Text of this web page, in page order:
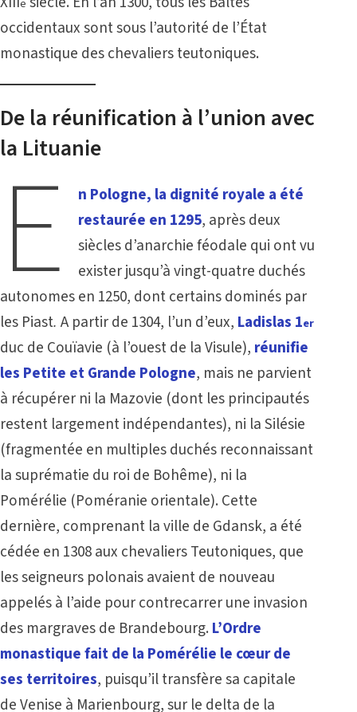
e
occidentaux sont sous l’autorité de l’État
monastique des chevaliers teutoniques.
De la réunification à l’union avec
la Lituanie
E
n Pologne, la dignité royale a été
restaurée en 1295, après deux
siècles d’anarchie féodale qui ont vu
exister jusqu’à vingt-quatre duchés
autonomes en 1250, dont certains dominés par
les Piast. A partir de 1304, l’un d’eux, Ladislas 1er
duc de Couïavie (à l’ouest de la Visule), réunifie
les Petite et Grande Pologne, mais ne parvient
à récupérer ni la Mazovie (dont les principautés
restent largement indépendantes), ni la Silésie
(fragmentée en multiples duchés reconnaissant
la suprématie du roi de Bohême), ni la
Pomérélie (Poméranie orientale). Cette
dernière, comprenant la ville de Gdansk, a été
cédée en 1308 aux chevaliers Teutoniques, que
les seigneurs polonais avaient de nouveau
appelés à l’aide pour contrecarrer une invasion
des margraves de Brandebourg. L’Ordre
monastique fait de la Pomérélie le cœur de
ses territoires, puisqu’il transfère sa capitale
de Venise à Marienbourg, sur le delta de la